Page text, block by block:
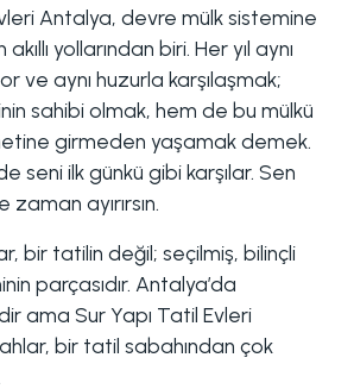
Antalya, devre mülk sistemine
yollarından biri. Her yıl aynı
ve aynı huzurla karşılaşmak;
sahibi olmak, hem de bu mülkü
girmeden yaşamak demek.
seni ilk günkü gibi karşılar. Sen
zaman ayırırsın.
bir tatilin değil; seçilmiş, bilinçli
parçasıdır. Antalya’da
ama Sur Yapı Tatil Evleri
bir tatil sabahından çok